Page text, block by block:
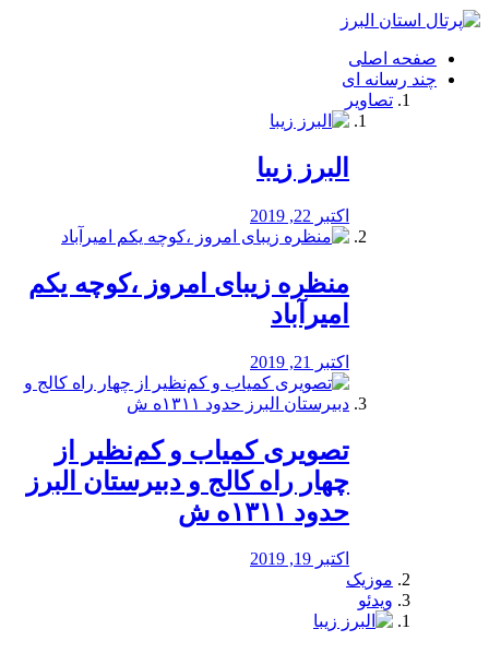
فصد
شرق
تهران
خشکشویی
صفحه اصلی
چند رسانه ای
تصاویر
البرز زیبا
اکتبر 22, 2019
منظره‌‌ زیبای امروز ،کوچه یکم
امیرآباد
اکتبر 21, 2019
️تصویری کمیاب و کم‌نظیر از
چهار راه كالج و دبيرستان البرز
حدود ۱۳۱۱ه ش
اکتبر 19, 2019
موزیک
ویدئو